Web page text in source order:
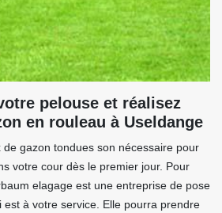
pelouse et réalisez
en rouleau à Useldange
de gazon tondues son nécessaire pour
votre cour dès le premier jour. Pour
elagage est une entreprise de pose
à votre service. Elle pourra prendre